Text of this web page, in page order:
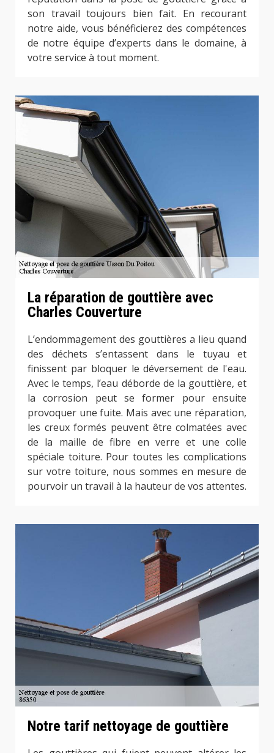
son travail toujours bien fait. En recourant
notre aide, vous bénéficierez des compétences
de notre équipe d’experts dans le domaine, à
votre service à tout moment.
La réparation de gouttière avec
Charles Couverture
L’endommagement des gouttières a lieu quand
des déchets s’entassent dans le tuyau et
finissent par bloquer le déversement de l'eau.
Avec le temps, l’eau déborde de la gouttière, et
la corrosion peut se former pour ensuite
provoquer une fuite. Mais avec une réparation,
les creux formés peuvent être colmatées avec
de la maille de fibre en verre et une colle
spéciale toiture. Pour toutes les complications
sur votre toiture, nous sommes en mesure de
pourvoir un travail à la hauteur de vos attentes.
Notre tarif nettoyage de gouttière